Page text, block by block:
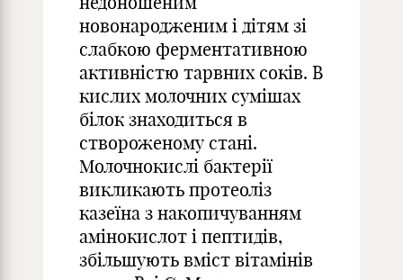
новонародженим і дітям зі
слабкою ферментативною
активністю тарвних соків. В
кислих молочних сумішах
білок знаходиться в
створоженому стані.
Молочнокислі бактерії
викликають протеоліз
казеїна з накопичуванням
амінокислот і пептидів,
збільшують вміст вітамінів